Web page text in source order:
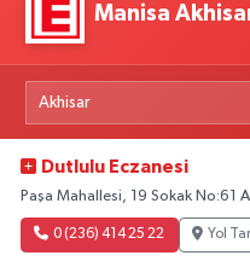
Manisa
Dutlulu Eczanesi
Paşa Mahallesi, 19 Sokak No:61
0 (236) 414 25 22 Yol